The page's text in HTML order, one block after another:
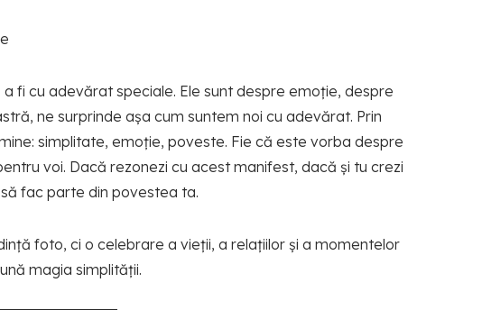
fi cu adevărat speciale. Ele sunt despre emoție, despre
ne surprinde așa cum suntem noi cu adevărat. Prin
simplitate, emoție, poveste. Fie că este vorba despre
voi. Dacă rezonezi cu acest manifest, dacă și tu crezi
fac parte din povestea ta.
foto, ci o celebrare a vieții, a relațiilor și a momentelor
magia simplității.